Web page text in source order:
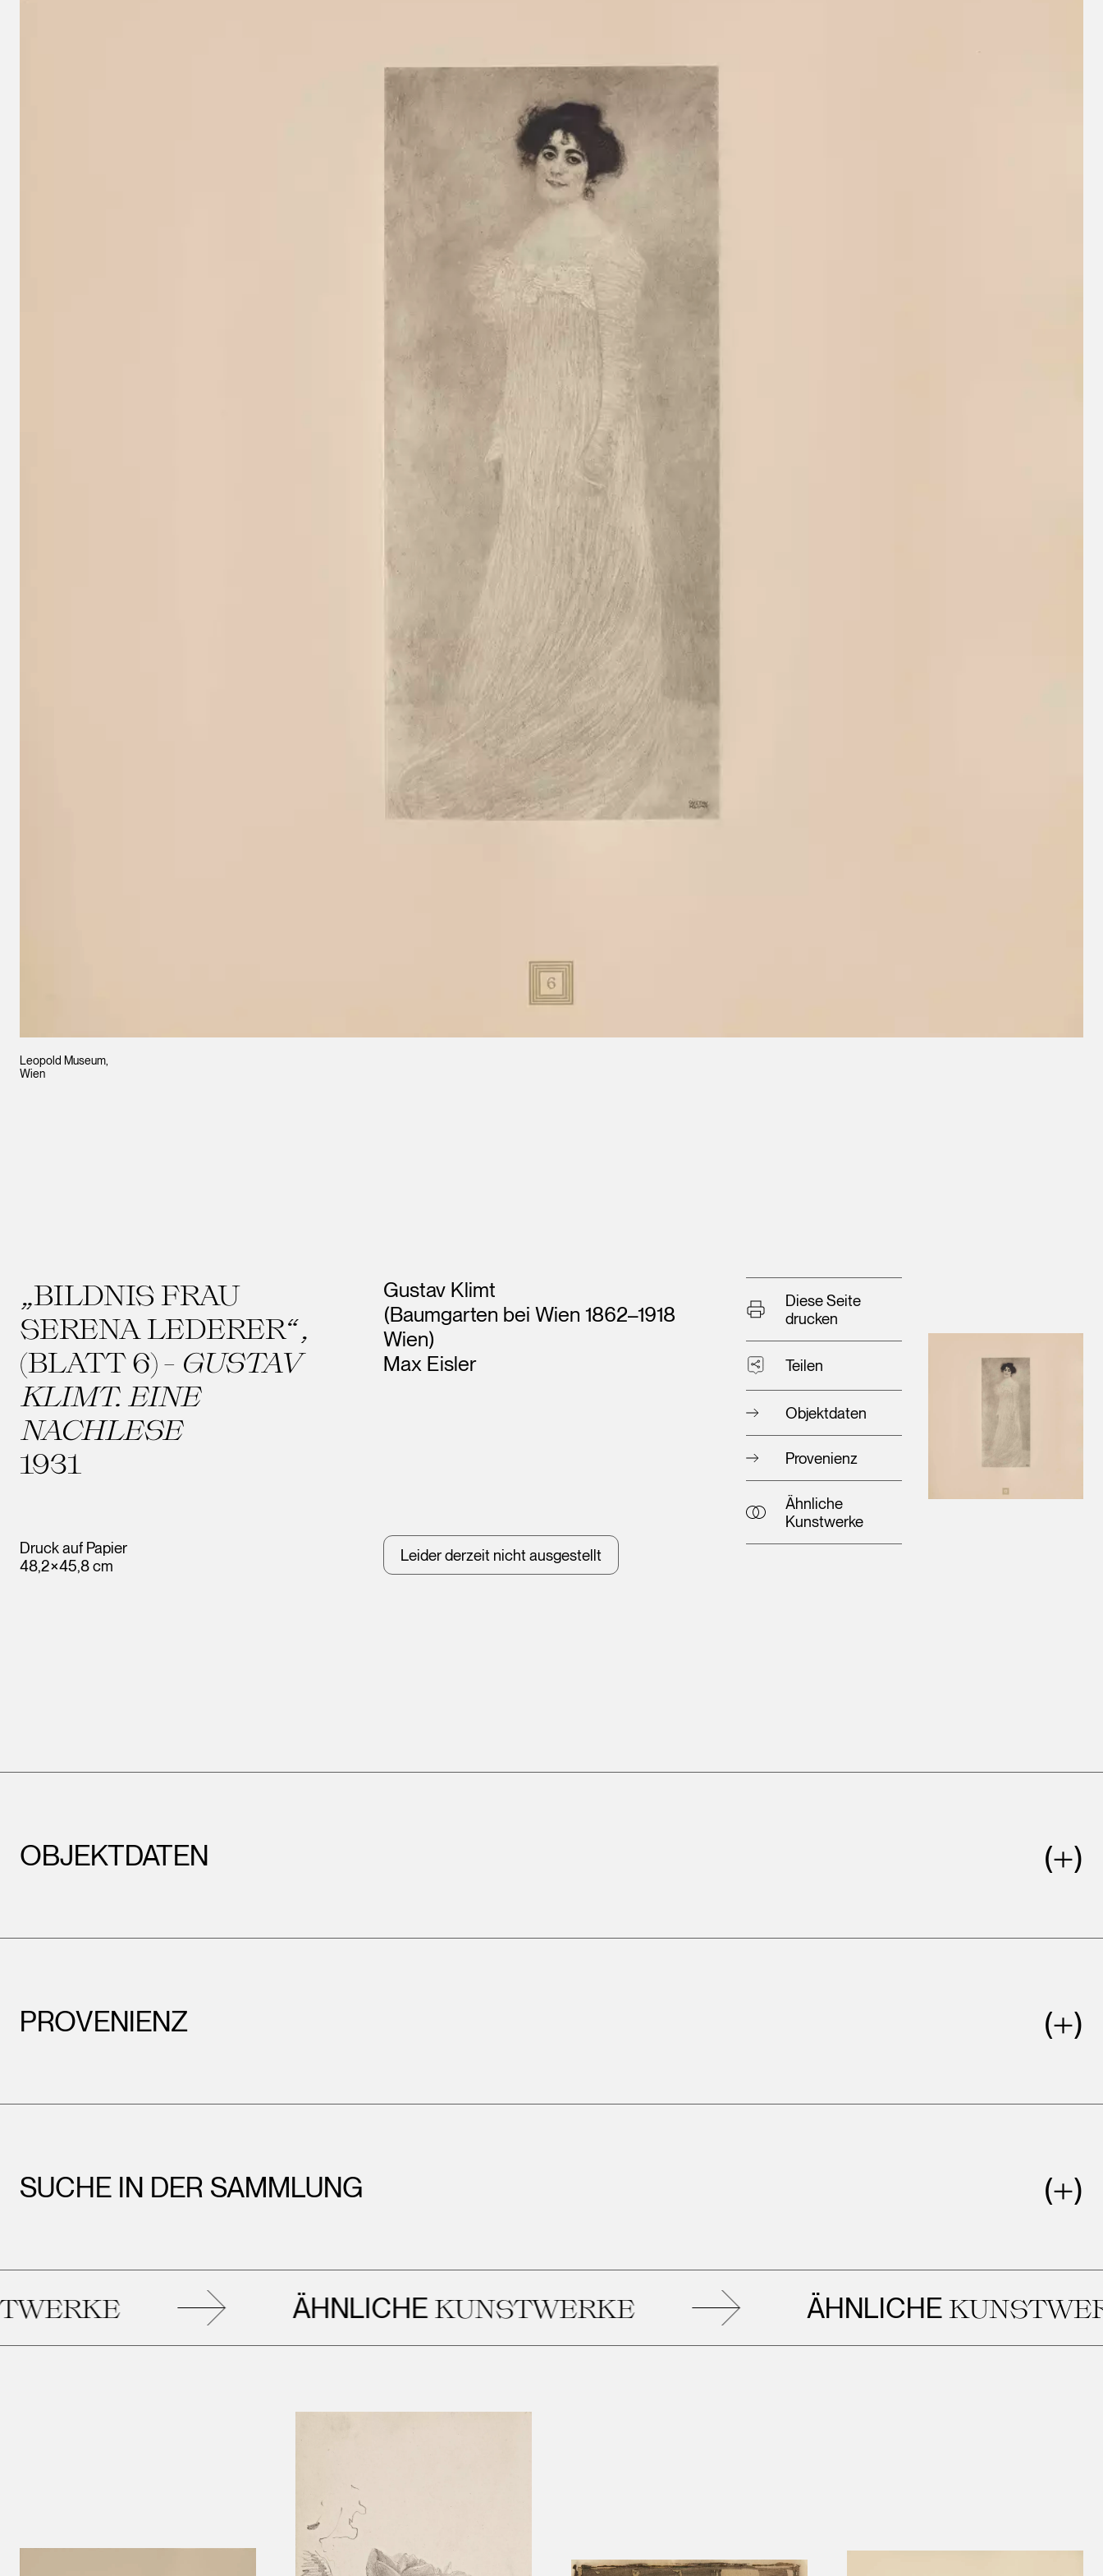
Leopold Museum,
Wien
„BILDNIS FRAU
SERENA LEDERER“,
(BLATT 6) - GUSTAV
KLIMT. EINE
NACHLESE
1931
Druck auf Papier
48,2×45,8 cm
Künstler*innen
Gustav Klimt
(Baumgarten bei Wien 1862–1918
Wien)
Max Eisler
Leider derzeit nicht ausgestellt
Diese Seite
drucken
Teilen
Objektdaten
Provenienz
Ähnliche
Kunstwerke
OBJEKTDATEN
PROVENIENZ
SUCHE IN DER SAMMLUNG
ÄHNLICHEKUNSTWERKE ÄHNLICHEKUNSTWERKE